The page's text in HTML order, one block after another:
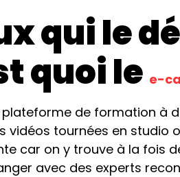
qui le
quoi le e-
de formation à
tournées en studio
car on y trouve à la fois
avec des experts